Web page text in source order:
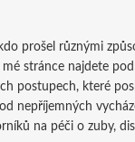
prošel různými
stránce najdete
postupech, které
nepříjemných
na péči o zuby,